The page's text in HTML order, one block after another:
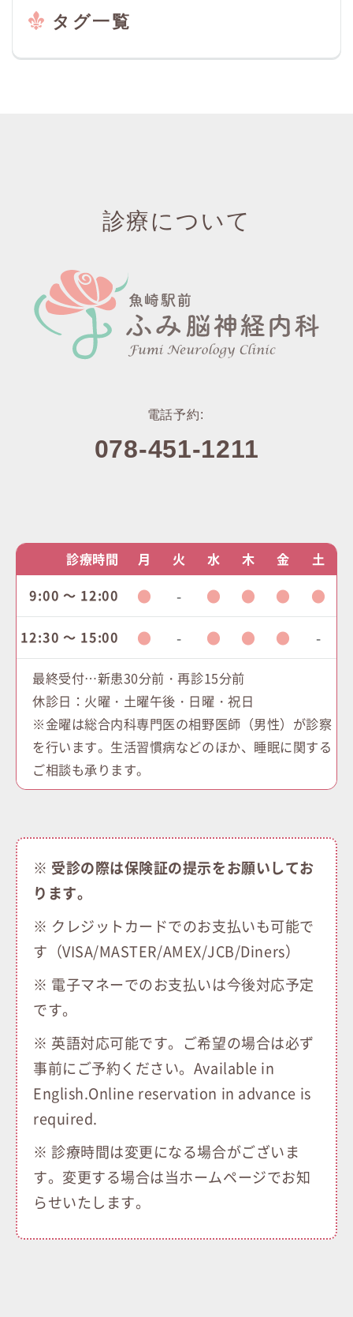
タグ一覧
診療について
電話予約:
078-451-1211
診療時間 月 火 水 木 金
土
9:00 ～ 12:00
● - ● ● ● ●
12:30 ～ 15:00 ● - ● ● ● -
最終受付…新患30分前・再診15分前
休診日：火曜・土曜午後・日曜・祝日
※金曜は総合内科専門医の相野医師（男性）が診察
を行います。生活習慣病などのほか、睡眠に関する
ご相談も承ります。
※ 受診の際は保険証の提示をお願いしてお
ります。
※ クレジットカードでのお支払いも可能で
す（VISA/MASTER/AMEX/JCB/Diners）
※ 電子マネーでのお支払いは今後対応予定
です。
※ 英語対応可能です。ご希望の場合は必ず
事前にご予約ください。Available in
English.Online reservation in advance is
required.
※ 診療時間は変更になる場合がございま
す。変更する場合は当ホームページでお知
らせいたします。